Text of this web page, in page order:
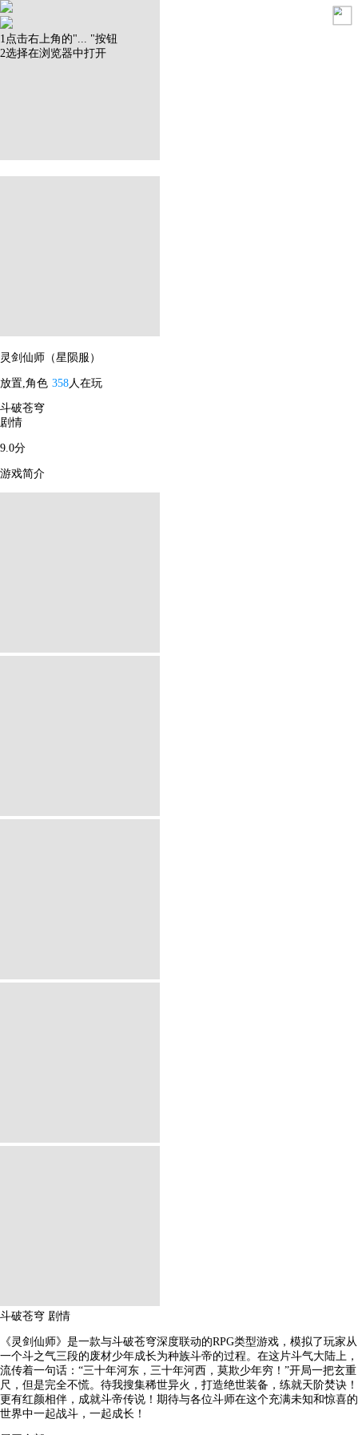
灵剑仙师（星陨服）
放置,角色 358 人在玩
斗破苍穹
剧情
9.0分
游戏简介
斗破苍穹 剧情
《灵剑仙师》是一款与斗破苍穹深度联动的RPG类型游戏，模拟了玩家从
一个斗之气三段的废材少年成长为种族斗帝的过程。在这片斗气大陆上，
流传着一句话：“三十年河东，三十年河西，莫欺少年穷！”开局一把玄重
尺，但是完全不慌。待我搜集稀世异火，打造绝世装备，练就天阶焚诀！
更有红颜相伴，成就斗帝传说！期待与各位斗师在这个充满未知和惊喜的
世界中一起战斗，一起成长！
1点击右上角的"... "按钮
2选择在浏览器中打开